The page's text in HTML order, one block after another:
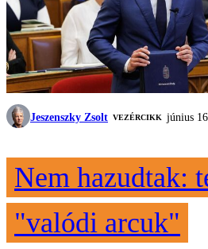
Jeszenszky Zsolt VEZÉRCIKK június
Nem hazudtak:
"valódi arcuk"